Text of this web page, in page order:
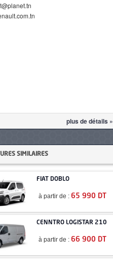
plus de détails »
SIMILAIRES
FIAT DOBLO
à partir de :65 990 DT
CENNTRO LOGISTAR 210
à partir de :66 900 DT